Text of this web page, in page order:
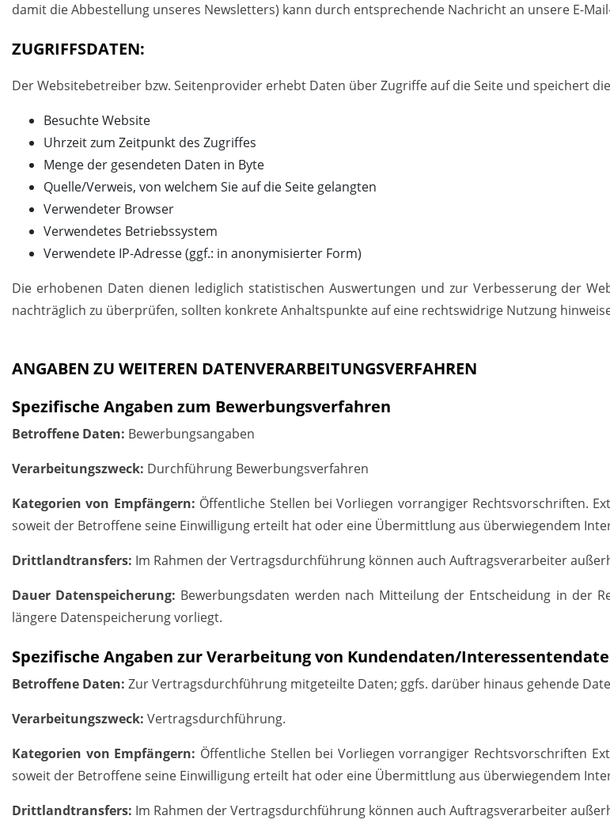
damit die Abbestellung unseres Newsletters) kann durch entsprechende Nachricht an unsere E-
ZUGRIFFSDATEN:
Der Websitebetreiber bzw. Seitenprovider erhebt Daten über Zugriffe auf die Seite und speichert
Besuchte Website
Uhrzeit zum Zeitpunkt des Zugriffes
Menge der gesendeten Daten in Byte
Quelle/Verweis, von welchem Sie auf die Seite gelangten
Verwendeter Browser
Verwendetes Betriebssystem
Verwendete IP-Adresse (ggf.: in anonymisierter Form)
Die erhobenen Daten dienen lediglich statistischen Auswertungen und zur Verbesserung der
nachträglich zu überprüfen, sollten konkrete Anhaltspunkte auf eine rechtswidrige Nutzung
ANGABEN ZU WEITEREN DATENVERARBEITUNGSVERFAHREN
Spezifische Angaben zum Bewerbungsverfahren
Betroffene Daten: Bewerbungsangaben
Verarbeitungszweck: Durchführung Bewerbungsverfahren
Kategorien von Empfängern: Öffentliche Stellen bei Vorliegen vorrangiger Rechtsvorschriften.
soweit der Betroffene seine Einwilligung erteilt hat oder eine Übermittlung aus überwiegendem
Drittlandtransfers: Im Rahmen der Vertragsdurchführung können auch Auftragsverarbeiter
Dauer Datenspeicherung: Bewerbungsdaten werden nach Mitteilung der Entscheidung in der
längere Datenspeicherung vorliegt.
Spezifische Angaben zur Verarbeitung von Kundendaten/
Betroffene Daten: Zur Vertragsdurchführung mitgeteilte Daten; ggfs. darüber hinaus gehende
Verarbeitungszweck: Vertragsdurchführung.
Kategorien von Empfängern: Öffentliche Stellen bei Vorliegen vorrangiger Rechtsvorschriften
soweit der Betroffene seine Einwilligung erteilt hat oder eine Übermittlung aus überwiegendem
Drittlandtransfers: Im Rahmen der Vertragsdurchführung können auch Auftragsverarbeiter